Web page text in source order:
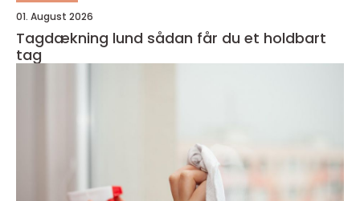
01. August 2026
Tagdækning lund sådan får du et holdbart
tag